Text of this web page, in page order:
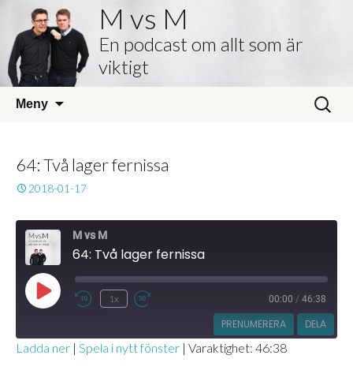
M vs M
En podcast om allt som är
viktigt
Meny
Sök
efter:
64: Två lager fernissa
2018-01-17
M vs M
64: Två lager fernissa
Spela
upp
Hoppa
10
sekunder
1x
30
sekunder
00:00 / 46:38
PRENUMERERA DELA
Ladda ner | Spela i nytt fönster | Varaktighet: 46:38